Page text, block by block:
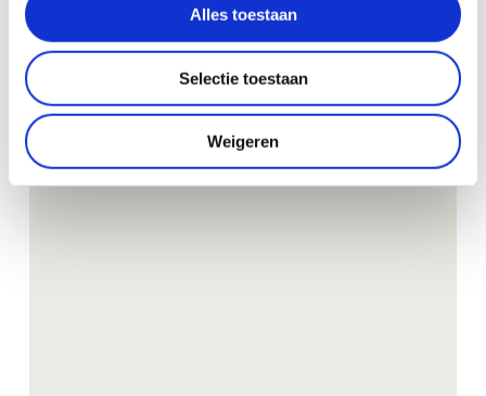
Alles toestaan
Selectie toestaan
Weigeren